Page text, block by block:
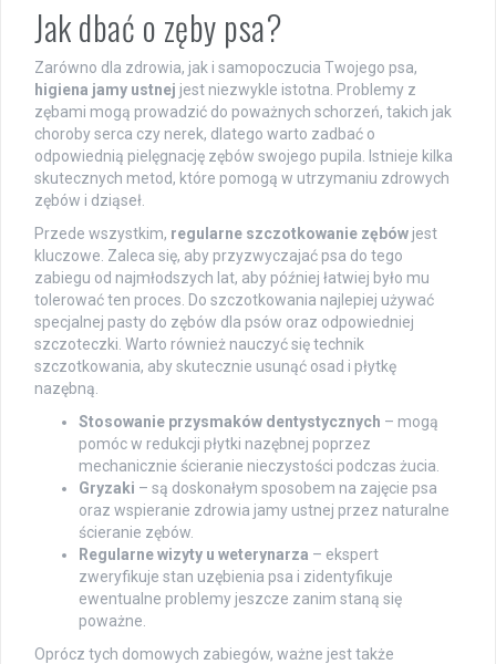
Jak dbać o zęby psa?
Zarówno dla zdrowia, jak i samopoczucia Twojego psa,
higiena jamy ustnej jest niezwykle istotna. Problemy z
zębami mogą prowadzić do poważnych schorzeń, takich jak
choroby serca czy nerek, dlatego warto zadbać o
odpowiednią pielęgnację zębów swojego pupila. Istnieje kilka
skutecznych metod, które pomogą w utrzymaniu zdrowych
zębów i dziąseł.
Przede wszystkim, regularne szczotkowanie zębów jest
kluczowe. Zaleca się, aby przyzwyczajać psa do tego
zabiegu od najmłodszych lat, aby później łatwiej było mu
tolerować ten proces. Do szczotkowania najlepiej używać
specjalnej pasty do zębów dla psów oraz odpowiedniej
szczoteczki. Warto również nauczyć się technik
szczotkowania, aby skutecznie usunąć osad i płytkę
nazębną.
Stosowanie przysmaków dentystycznych – mogą
pomóc w redukcji płytki nazębnej poprzez
mechanicznie ścieranie nieczystości podczas żucia.
Gryzaki – są doskonałym sposobem na zajęcie psa
oraz wspieranie zdrowia jamy ustnej przez naturalne
ścieranie zębów.
Regularne wizyty u weterynarza – ekspert
zweryfikuje stan uzębienia psa i zidentyfikuje
ewentualne problemy jeszcze zanim staną się
poważne.
Oprócz tych domowych zabiegów, ważne jest także